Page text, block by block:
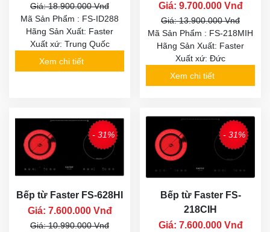
Giá: 18.900.000 Vnđ
Mã Sản Phẩm : FS-ID288
Hãng Sản Xuất: Faster
Xuất xứ: Trung Quốc
Xem chi tiết
Giá: 9.700.000 Vnđ
Giá: 13.900.000 Vnđ
Mã Sản Phẩm : FS-218MIH
Hãng Sản Xuất: Faster
Xuất xứ: Đức
Xem chi tiết
- 31%
Bếp từ Faster FS-628HI
Giá: 7.600.000 Vnđ
Giá: 10.990.000 Vnđ
- 31%
Bếp từ Faster FS-
218CIH
Giá: 7.600.000 Vnđ